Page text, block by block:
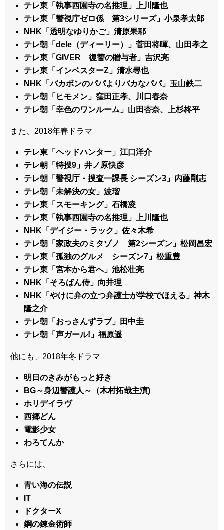
テレ東「執事西園寺の名推理」上川隆也
テレ東「警視庁ゼロ係 第3シリーズ」小泉孝太郎
NHK「透明なゆりかご」清原果耶
テレ朝「dele（ディーリー）」菅田将暉、山田孝之
テレ東「GIVER 復讐の贈与者」吉沢亮
テレ東「インベスターZ」清水尋也
NHK「バカボンのパパよりバカなパパ」玉山鉄二
テレ朝「ヒモメン」窪田正孝、川口春奈
テレ朝「幸色のワンルーム」山田杏奈、上杉柊平
また、2018年春ドラマ
テレ東「ヘッドハンター」江口洋介
テレ朝「特捜9」井ノ原快彦
テレ朝「警視庁・捜査一課長 シーズン3」内藤剛志
テレ朝「未解決の女」波瑠
テレ東「スモーキング」石橋凌
テレ東「執事西園寺の名推理」上川隆也
NHK「デイジー・ラック」佐々木希
テレ朝「家政夫のミタゾノ 第2シーズン」松岡昌宏
テレ東「孤独のグルメ シーズン7」松重豊
テレ東「宮本から君へ」池松壮亮
NHK「そろばん侍」向井理
NHK「やけに弁の立つ弁護士が学校でほえる」神木
隆之介
テレ朝「おっさんずラブ」田中圭
テレ朝「声ガール!」福原遥
他にも、2018年冬ドラマ
明日のきみがもっと好き
BG～身辺警護人～（木村拓哉主演)
ホリデイラヴ
西郷どん
電影少女
わろてんか
さらには、
青い海の伝説
IT
ドクターX
鋼の錬金術師